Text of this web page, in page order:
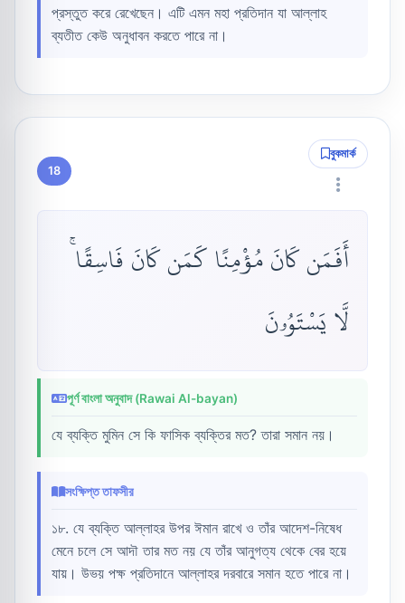
প্রস্তুত করে রেখেছেন। এটি এমন মহা প্রতিদান যা আল্লাহ
ব্যতীত কেউ অনুধাবন করতে পারে না।
18
বুকমার্ক
أَفَمَن كَانَ مُؤْمِنًا كَمَن كَانَ فَاسِقًا ۚ
لَّا يَسْتَوُۥنَ
পূর্ণ বাংলা অনুবাদ (Rawai Al-bayan)
যে ব্যক্তি মুমিন সে কি ফাসিক ব্যক্তির মত? তারা সমান নয়।
সংক্ষিপ্ত তাফসীর
১৮. যে ব্যক্তি আল্লাহর উপর ঈমান রাখে ও তাঁর আদেশ-নিষেধ
মেনে চলে সে আদৗ তার মত নয় যে তাঁর আনুগত্য থেকে বের হয়ে
যায়। উভয় পক্ষ প্রতিদানে আল্লাহর দরবারে সমান হতে পারে না।